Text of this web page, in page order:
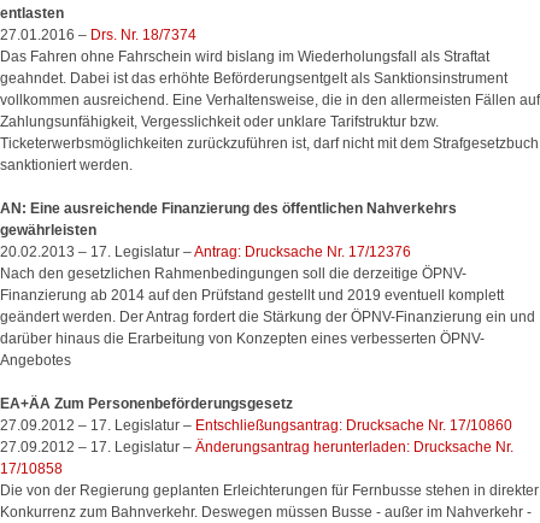
entlasten
27.01.2016 – Drs. Nr. 18/7374
Das Fahren ohne Fahrschein wird bislang im Wiederholungsfall als Straftat
geahndet. Dabei ist das erhöhte Beförderungsentgelt als Sanktionsinstrument
vollkommen ausreichend. Eine Verhaltensweise, die in den allermeisten Fällen auf
Zahlungsunfähigkeit, Vergesslichkeit oder unklare Tarifstruktur bzw.
Ticketerwerbsmöglichkeiten zurückzuführen ist, darf nicht mit dem Strafgesetzbuch
sanktioniert werden.
AN: Eine ausreichende Finanzierung des öffentlichen Nahverkehrs
gewährleisten
20.02.2013 – 17. Legislatur –Antrag: Drucksache Nr. 17/12376
Nach den gesetzlichen Rahmenbedingungen soll die derzeitige ÖPNV-
Finanzierung ab 2014 auf den Prüfstand gestellt und 2019 eventuell komplett
geändert werden. Der Antrag fordert die Stärkung der ÖPNV-Finanzierung ein und
darüber hinaus die Erarbeitung von Konzepten eines verbesserten ÖPNV-
Angebotes
EA+ÄA Zum Personenbeförderungsgesetz
27.09.2012 – 17. Legislatur – Entschließungsantrag: Drucksache Nr. 17/10860
27.09.2012 – 17. Legislatur – Änderungsantrag herunterladen: Drucksache Nr.
17/10858
Die von der Regierung geplanten Erleichterungen für Fernbusse stehen in direkter
Konkurrenz zum Bahnverkehr. Deswegen müssen Busse - außer im Nahverkehr -